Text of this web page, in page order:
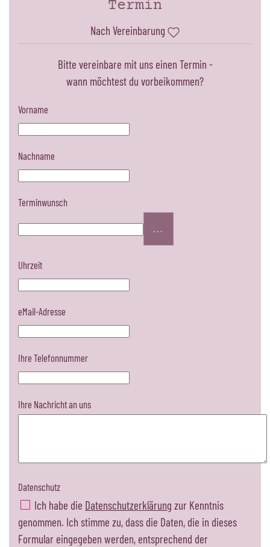
Termin
Nach Vereinbarung
Bitte vereinbare mit uns einen Termin -
wann möchtest du vorbeikommen?
Vorname
Nachname
Terminwunsch
...
Uhrzeit
eMail-Adresse
Ihre Telefonnummer
Ihre Nachricht an uns
Datenschutz
Ich habe die Datenschutzerklärung zur Kenntnis
genommen. Ich stimme zu, dass die Daten, die in dieses
Formular eingegeben werden, entsprechend der